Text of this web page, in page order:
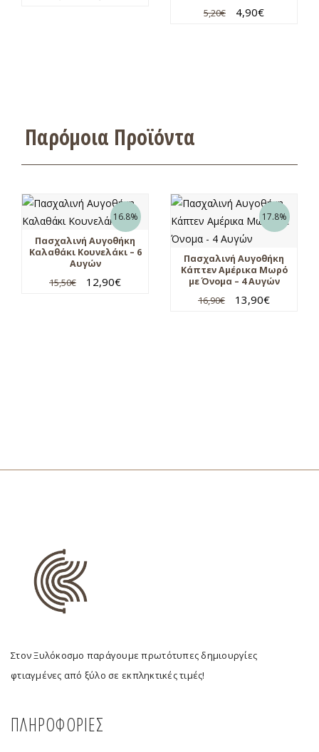
5,20€ 4,90€
Παρόμοια Προϊόντα
16.8%
Πασχαλινή Αυγοθήκη
Καλαθάκι Κουνελάκι – 6
Αυγών
15,50€ 12,90€
17.8%
Πασχαλινή Αυγοθήκη
Κάπτεν Αμέρικα Μωρό
με Όνομα – 4 Αυγών
16,90€ 13,90€
Στον Ξυλόκοσμο παράγουμε πρωτότυπες δημιουργίες
φτιαγμένες από ξύλο σε εκπληκτικές τιμές!
ΠΛΗΡΟΦΟΡΙΕΣ